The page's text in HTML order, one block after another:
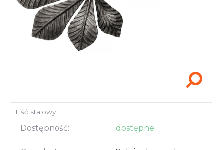
Akcesoria i narzędzia
Liść stalowy
Dostępność: dostępne